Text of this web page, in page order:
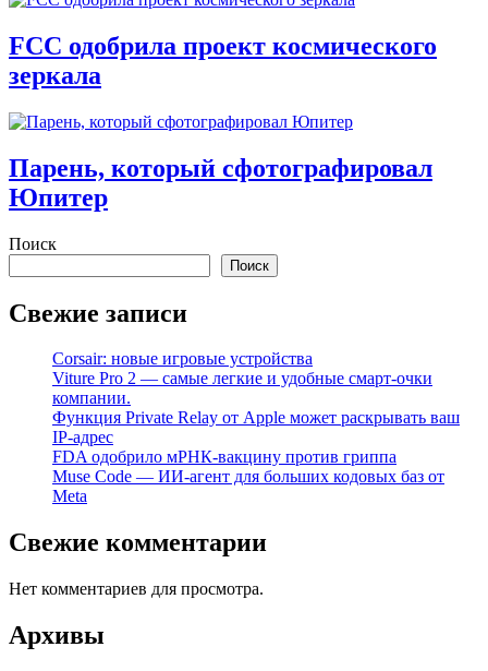
FCC одобрила проект космического
зеркала
Парень, который сфотографировал
Юпитер
Поиск
Поиск
Свежие записи
Corsair: новые игровые устройства
Viture Pro 2 — самые легкие и удобные смарт-очки
компании.
Функция Private Relay от Apple может раскрывать ваш
IP-адрес
FDA одобрило мРНК-вакцину против гриппа
Muse Code — ИИ-агент для больших кодовых баз от
Meta
Свежие комментарии
Нет комментариев для просмотра.
Архивы